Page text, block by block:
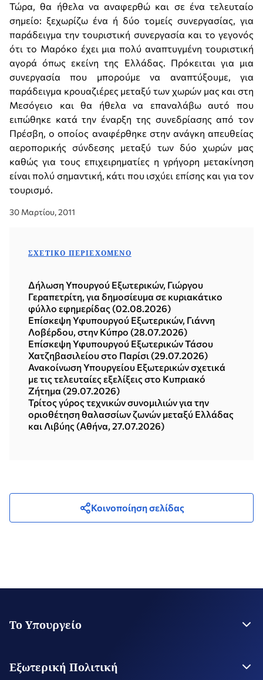
Τώρα, θα ήθελα να αναφερθώ και σε ένα τελευταίο
σημείο: ξεχωρίζω ένα ή δύο τομείς συνεργασίας, για
παράδειγμα την τουριστική συνεργασία και το γεγονός
ότι το Μαρόκο έχει μια πολύ αναπτυγμένη τουριστική
αγορά όπως εκείνη της Ελλάδας. Πρόκειται για μια
συνεργασία που μπορούμε να αναπτύξουμε, για
παράδειγμα κρουαζιέρες μεταξύ των χωρών μας και στη
Μεσόγειο και θα ήθελα να επαναλάβω αυτό που
ειπώθηκε κατά την έναρξη της συνεδρίασης από τον
Πρέσβη, ο οποίος αναφέρθηκε στην ανάγκη απευθείας
αεροπορικής σύνδεσης μεταξύ των δύο χωρών μας
καθώς για τους επιχειρηματίες η γρήγορη μετακίνηση
είναι πολύ σημαντική, κάτι που ισχύει επίσης και για τον
τουρισμό.
30 Μαρτίου, 2011
ΣΧΕΤΙΚΌ ΠΕΡΙΕΧΌΜΕΝΟ
Δήλωση Υπουργού Εξωτερικών, Γιώργου
Γεραπετρίτη, για δημοσίευμα σε κυριακάτικο
φύλλο εφημερίδας (02.08.2026)
Επίσκεψη Υφυπουργού Εξωτερικών, Γιάννη
Λοβέρδου, στην Κύπρο (28.07.2026)
Επίσκεψη Υφυπουργού Εξωτερικών Τάσου
Χατζηβασιλείου στο Παρίσι (29.07.2026)
Ανακοίνωση Υπουργείου Εξωτερικών σχετικά
με τις τελευταίες εξελίξεις στο Κυπριακό
Ζήτημα (29.07.2026)
Τρίτος γύρος τεχνικών συνομιλιών για την
οριοθέτηση θαλασσίων ζωνών μεταξύ Ελλάδας
και Λιβύης (Αθήνα, 27.07.2026)
Κοινοποίηση σελίδας
Το Υπουργείο
Στρατηγικό Σχέδιο
Εποπτευόμενοι Οργανισμοί
Εξωτερική Πολιτική